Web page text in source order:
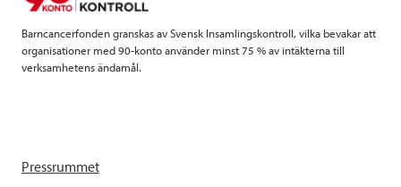
k
Barncancerfonden granskas av Svensk Insamlingskontroll, vilka bevakar att
organisationer med 90-konto använder minst 75 % av intäkterna till
verksamhetens ändamål.
Pressrummet